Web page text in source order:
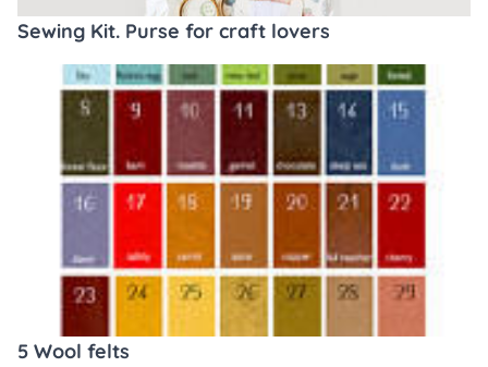
Sewing Kit. Purse for craft lovers
5 Wool felts